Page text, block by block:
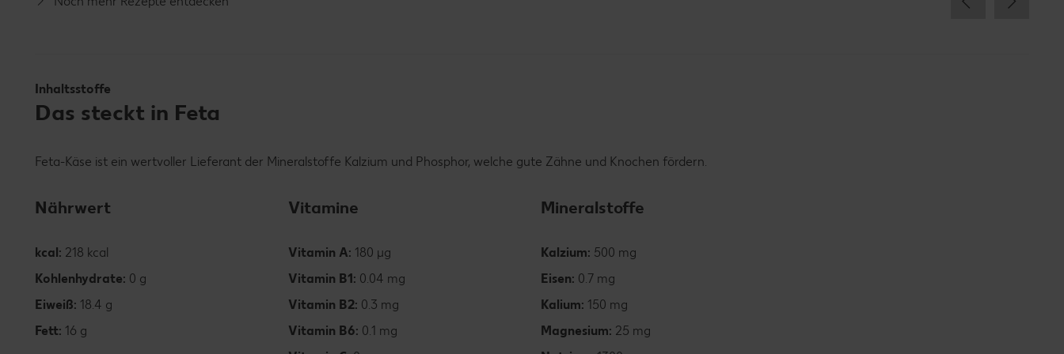
Inhaltsstoffe
Das steckt in Feta
Feta-Käse ist ein wertvoller Lieferant der Mineralstoffe Kalzium und Phosphor, welche gute Zähne und Knochen fördern.
Nährwert
kcal: 218 kcal
Kohlenhydrate: 0 g
Eiweiß: 18.4 g
Fett: 16 g
Vitamine
Vitamin A: 180 µg
Vitamin B1: 0.04 mg
Vitamin B2: 0.3 mg
Vitamin B6: 0.1 mg
Mineralstoffe
Kalzium: 500 mg
Eisen: 0.7 mg
Kalium: 150 mg
Magnesium: 25 mg